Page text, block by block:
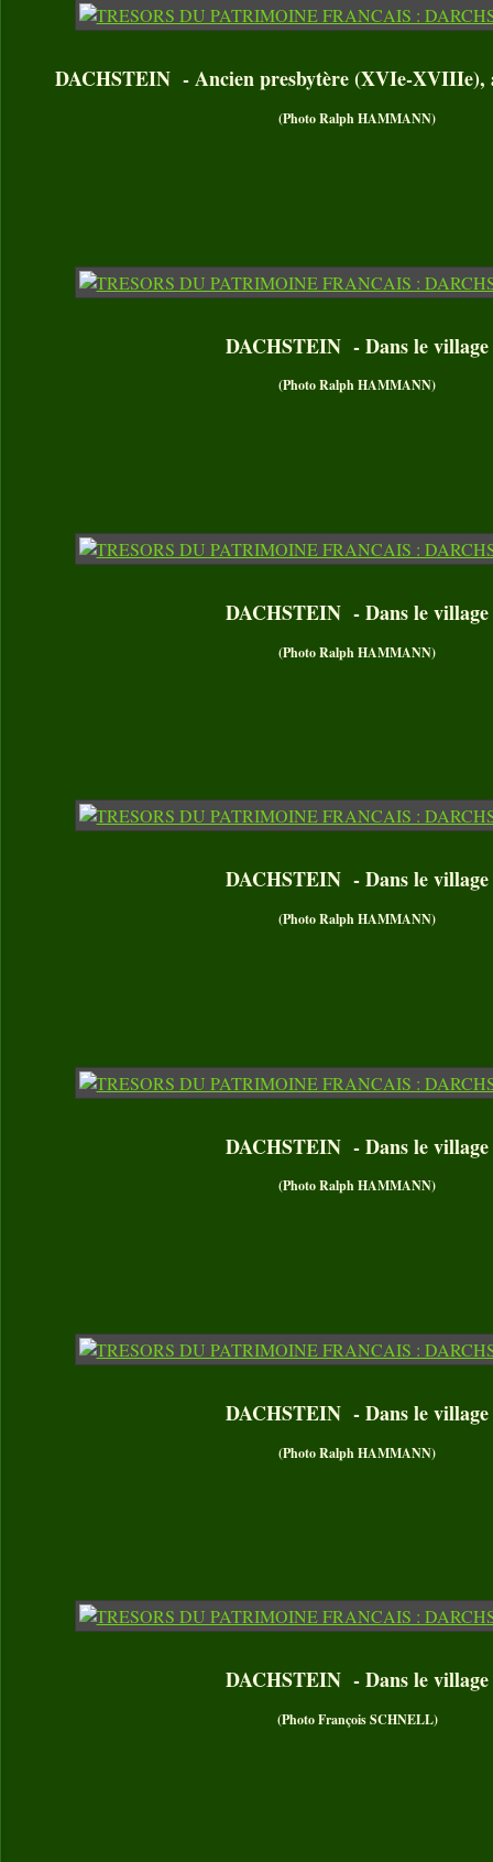
DACHSTEIN - Ancien presbytère (XVIe-XVIIIe),
(Photo Ralph HAMMANN)
DACHSTEIN - Dans le village
(Photo Ralph HAMMANN)
DACHSTEIN - Dans le village
(Photo Ralph HAMMANN)
DACHSTEIN - Dans le village
(Photo Ralph HAMMANN)
DACHSTEIN - Dans le village
(Photo Ralph HAMMANN)
DACHSTEIN - Dans le village
(Photo Ralph HAMMANN)
DACHSTEIN - Dans le village
(Photo François SCHNELL)